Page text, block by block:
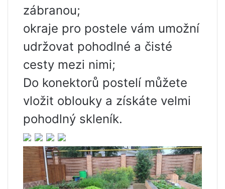
zábranou;
okraje pro postele vám umožní
udržovat pohodlné a čisté
cesty mezi nimi;
Do konektorů postelí můžete
vložit oblouky a získáte velmi
pohodlný skleník.